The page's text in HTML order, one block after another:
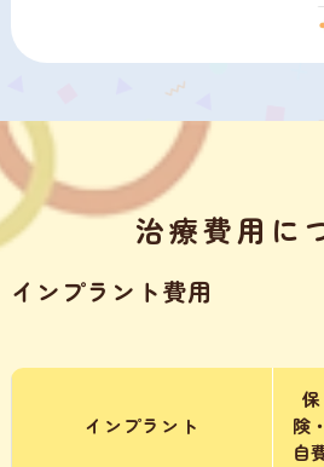
治療費用に
インプラント費用
インプラント
保
険・
自